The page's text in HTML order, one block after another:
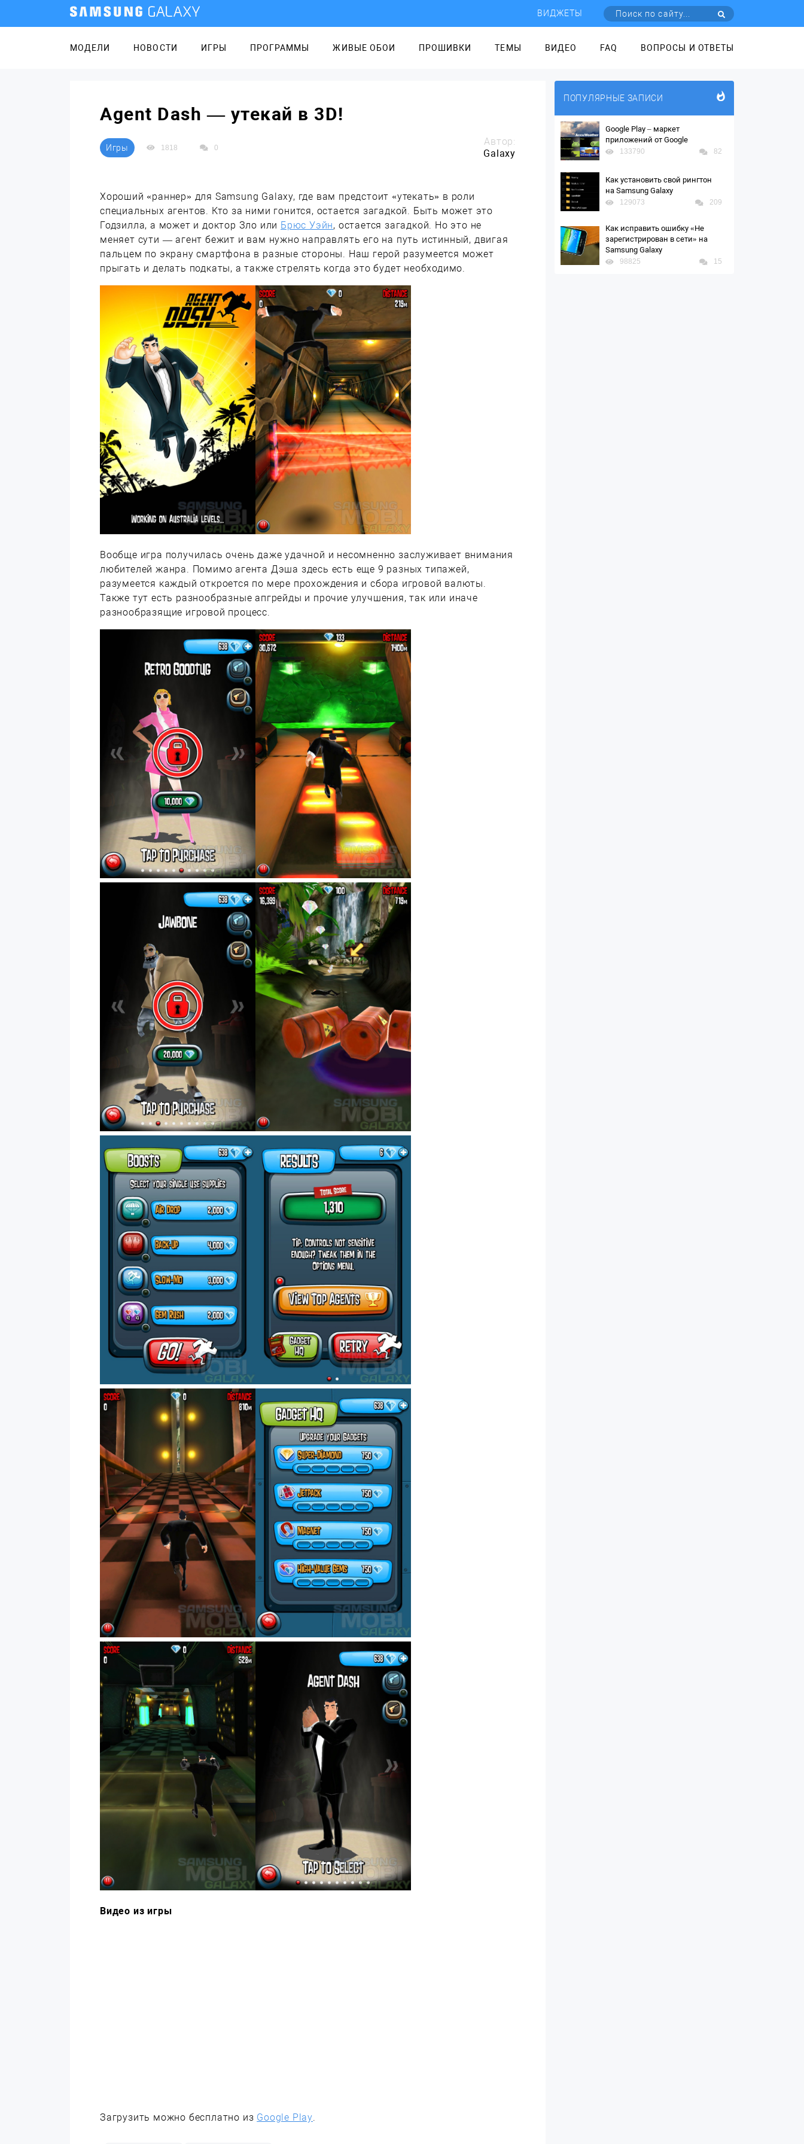
ВИДЖЕТЫ
МОДЕЛИ НОВОСТИ ИГРЫ ПРОГРАММЫ ЖИВЫЕ ОБОИ ПРОШИВКИ ТЕМЫ ВИДЕО FAQ ВОПРОСЫ И ОТВЕТЫ
Agent Dash — утекай в 3D!
Игры 1818 0
Автор:
Galaxy
Хороший «раннер» для Samsung Galaxy, где вам предстоит «утекать» в роли
специальных агентов. Кто за ними гонится, остается загадкой. Быть может это
Годзилла, а может и доктор Зло или Брюс Уэйн, остается загадкой. Но это не
меняет сути — агент бежит и вам нужно направлять его на путь истинный, двигая
пальцем по экрану смартфона в разные стороны. Наш герой разумеется может
прыгать и делать подкаты, а также стрелять когда это будет необходимо.
Вообще игра получилась очень даже удачной и несомненно заслуживает внимания
любителей жанра. Помимо агента Дэша здесь есть еще 9 разных типажей,
разумеется каждый откроется по мере прохождения и сбора игровой валюты.
Также тут есть разнообразные апгрейды и прочие улучшения, так или иначе
разнообразящие игровой процесс.
Видео из игры
Загрузить можно бесплатно из Google Play.
ПОПУЛЯРНЫЕ ЗАПИСИ
Google Play – маркет
приложений от Google
133790 82
Как установить свой рингтон
на Samsung Galaxy
129073 209
Как исправить ошибку «Не
зарегистрирован в сети» на
Samsung Galaxy
98825 15